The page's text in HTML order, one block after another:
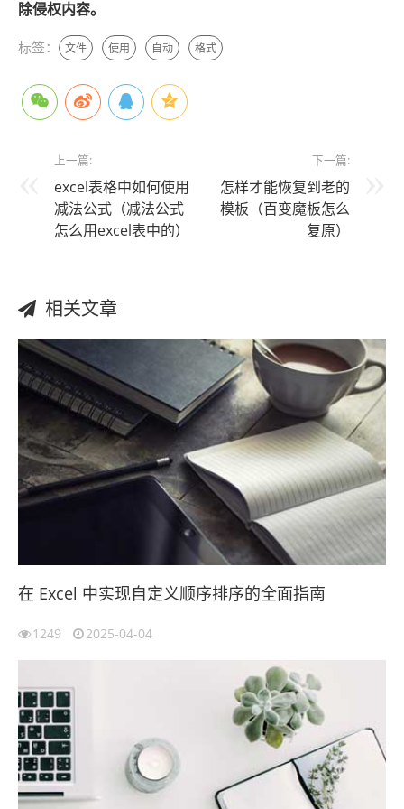
除侵权内容。
标签： 文件 使用 自动 格式
上一篇:
excel表格中如何使用
减法公式（减法公式
怎么用excel表中的）
下一篇:
怎样才能恢复到老的
模板（百变魔板怎么
复原）
相关文章
在 Excel 中实现自定义顺序排序的全面指南
1249 2025-04-04